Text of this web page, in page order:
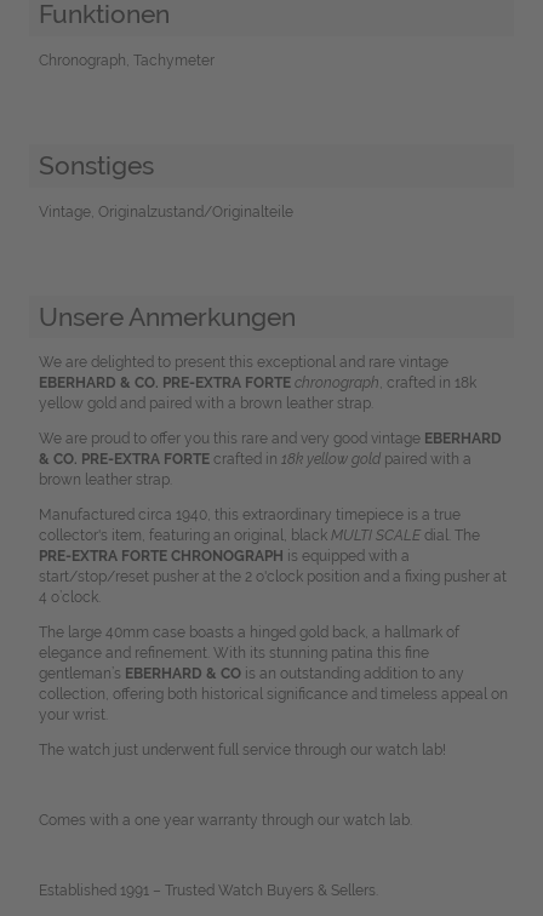
Funktionen
Chronograph, Tachymeter
Sonstiges
Vintage, Originalzustand/Originalteile
Unsere Anmerkungen
We are delighted to present this exceptional and rare vintage
EBERHARD & CO. PRE-EXTRA FORTE chronograph, crafted in 18k
yellow gold and paired with a brown leather strap.
We are proud to offer you this rare and very good vintageEBERHARD
& CO. PRE-EXTRA FORTEcrafted in 18k yellow gold paired with a
brown leather strap.
Manufactured circa 1940, this extraordinary timepiece is a true
collector's item, featuring an original, black MULTI SCALEdial. The
PRE-EXTRA FORTE CHRONOGRAPH is equipped with a
start/stop/reset pusher at the 2 o'clock position and a fixing pusher at
4 o’clock.
The large 40mm case boasts a hinged gold back, a hallmark of
elegance and refinement. With its stunning patina this fine
gentleman’s EBERHARD & COis an outstanding addition to any
collection, offering both historical significance and timeless appeal on
your wrist.
The watch just underwent full service through our watch lab!
Comes with a one year warranty through our watch lab.
Established 1991 – Trusted Watch Buyers & Sellers.